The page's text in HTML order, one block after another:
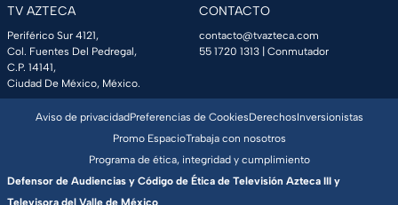
TV AZTECA
Periférico Sur 4121,
Col. Fuentes Del Pedregal,
C.P. 14141,
Ciudad De México, México.
CONTACTO
contacto@tvazteca.com
55 1720 1313 | Conmutador
Aviso de privacidadPreferencias de CookiesDerechosInversionistas
Promo EspacioTrabaja con nosotros
Programa de ética, integridad y cumplimiento
Defensor de Audiencias y Código de Ética de Televisión Azteca III y
Televisora del Valle de México